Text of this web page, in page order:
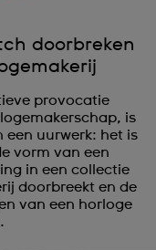
doorbreken
provocatie
is
een uurwerk: het is
vorm van een
in een collectie
doorbreekt en de
van een horloge